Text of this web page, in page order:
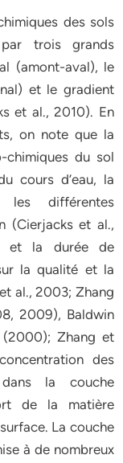
des sols
trois grands
(amont-aval), le
et le gradient
et al., 2010). En
on note que la
du sol
cours d’eau, la
les différentes
(Cierjacks et al.,
et la durée de
la qualité et la
al., 2003; Zhang
2009), Baldwin
Zhang et
des
la couche
de la matière
La couche
à de nombreux